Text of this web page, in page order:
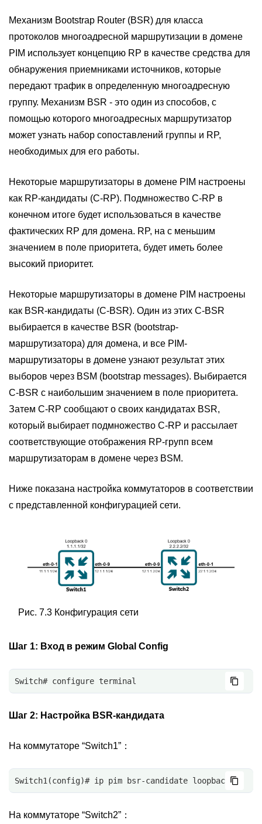
Механизм Bootstrap Router (BSR) для класса
протоколов многоадресной маршрутизации в домене
PIM использует концепцию RP в качестве средства для
обнаружения приемниками источников, которые
передают трафик в определенную многоадресную
группу. Механизм BSR - это один из способов, с
помощью которого многоадресных маршрутизатор
может узнать набор сопоставлений группы и RP,
необходимых для его работы.
Некоторые маршрутизаторы в домене PIM настроены
как RP-кандидаты (C-RP). Подмножество C-RP в
конечном итоге будет использоваться в качестве
фактических RP для домена. RP, на с меньшим
значением в поле приоритета, будет иметь более
высокий приоритет.
Некоторые маршрутизаторы в домене PIM настроены
как BSR-кандидаты (C-BSR). Один из этих C-BSR
выбирается в качестве BSR (bootstrap-
маршрутизатора) для домена, и все PIM-
маршрутизаторы в домене узнают результат этих
выборов через BSM (bootstrap messages). Выбирается
C-BSR с наибольшим значением в поле приоритета.
Затем C-RP сообщают о своих кандидатах BSR,
который выбирает подмножество C-RP и рассылает
соответствующие отображения RP-групп всем
маршрутизаторам в домене через BSM.
Ниже показана настройка коммутаторов в соответствии
с представленной конфигурацией сети.
Рис. 7.3 Конфигурация сети
Шаг 1: Вход в режим Global Config
Switch# configure terminal
Шаг 2: Настройка BSR-кандидата
На коммутаторе “Switch1”：
Switch1(config)# ip pim bsr-candidate loopback0
На коммутаторе “Switch2”：